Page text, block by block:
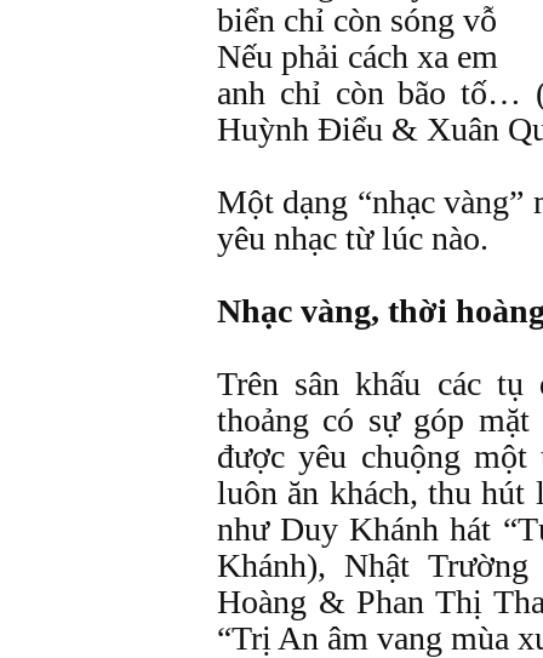
biển chỉ còn sóng vỗ
Nếu phải cách xa em
anh chỉ còn bão tố…
Huỳnh Điểu & Xuân
Một dạng “nhạc vàng”
yêu nhạc từ lúc nào.
Nhạc vàng, thời
Trên sân khấu các
thoảng có sự góp
được yêu chuộng
luôn ăn khách, thu hút
như Duy Khánh hát
Khánh), Nhật
Hoàng & Phan Thị
“Trị An âm vang mùa